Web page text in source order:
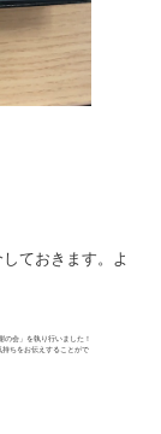
ておきます。よ
の会」を執り行いました！
ちをお伝えすることがで